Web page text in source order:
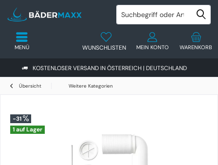
KOSTENLOSER VERSAND IN ÖSTERREICH | DEUTSCHLAND
WARENKORB
WUNSCHLISTEN MEIN KONTO
MENÜ
Übersicht Weitere Kategorien
-31
1 auf Lager